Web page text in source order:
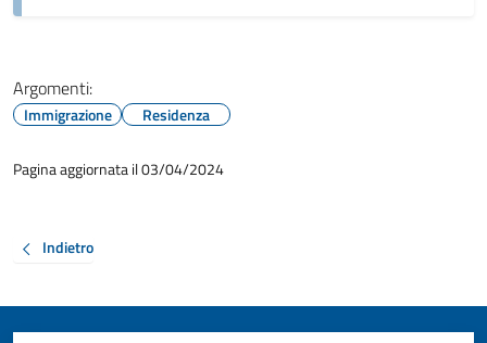
Argomenti:
Immigrazione Residenza
Pagina aggiornata il 03/04/2024
Indietro